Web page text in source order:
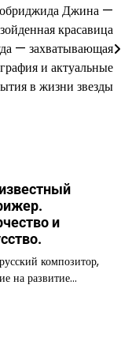
Джина —
красавица
— захватывающая
и актуальные
в жизни звезды
и
композитор,
на развитие…